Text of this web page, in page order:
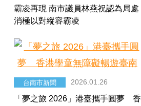
霸凌再現 南市議員林燕祝認為局處
消極以對縱容霸凌
台南市新聞 2026.01.26
「夢之旅 2026」港臺攜手圓夢 香